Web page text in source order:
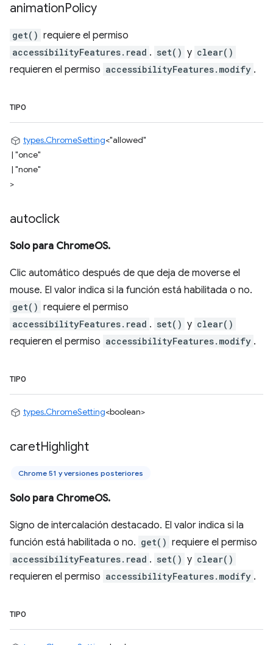
animationPolicy
get() requiere el permiso
accessibilityFeatures.read . set() y clear()
requieren el permiso accessibilityFeatures.modify .
TIPO
types.ChromeSetting<"allowed"
| "once"
| "none"
>
autoclick
Solo para ChromeOS.
Clic automático después de que deja de moverse el
mouse. El valor indica si la función está habilitada o no.
get() requiere el permiso
accessibilityFeatures.read . set() y clear()
requieren el permiso accessibilityFeatures.modify .
TIPO
types.ChromeSetting<boolean>
caretHighlight
Chrome 51 y versiones posteriores
Solo para ChromeOS.
Signo de intercalación destacado. El valor indica si la
función está habilitada o no. get() requiere el permiso
accessibilityFeatures.read . set() y clear()
requieren el permiso accessibilityFeatures.modify .
TIPO